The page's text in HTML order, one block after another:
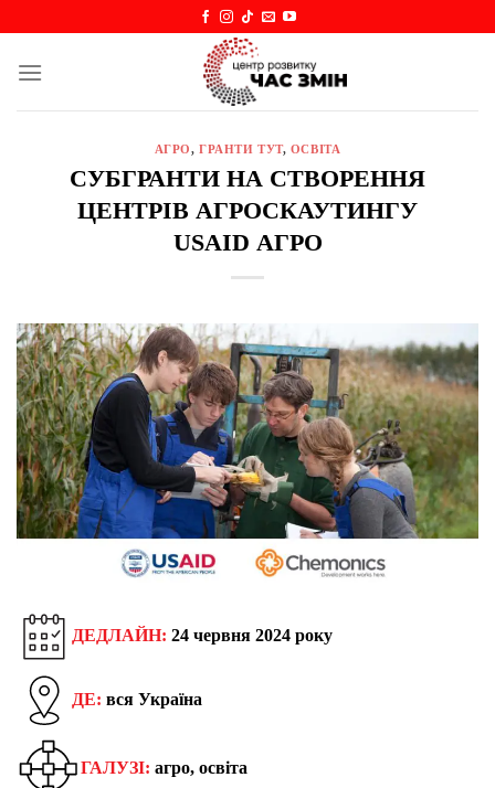
content
АГРО,ГРАНТИ ТУТ, ОСВІТА
СУБГРАНТИ НА СТВОРЕННЯ
ЦЕНТРІВ АГРОСКАУТИНГУ
USAID АГРО
ДЕДЛАЙН: 24 червня 2024 року
ДЕ: вся Україна
ГАЛУЗІ: агро, освіта